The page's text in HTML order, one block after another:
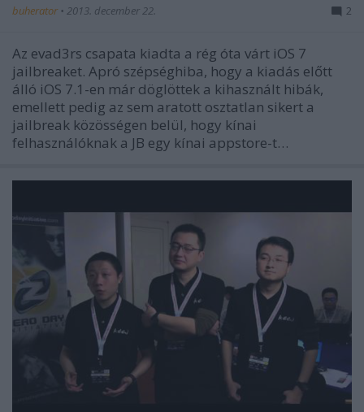
buherator • 2013. december 22. 2
Az evad3rs csapata kiadta a rég óta várt iOS 7
jailbreaket. Apró szépséghiba, hogy a kiadás előtt
álló iOS 7.1-en már döglöttek a kihasznált hibák,
emellett pedig az sem aratott osztatlan sikert a
jailbreak közösségen belül, hogy kínai
felhasználóknak a JB egy kínai appstore-t…